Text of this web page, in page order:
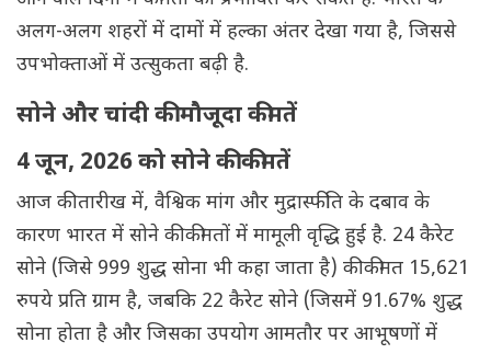
अलग-अलग शहरों में दामों में हल्का अंतर देखा गया है, जिससे
उपभोक्ताओं में उत्सुकता बढ़ी है.
सोने और चांदी की मौजूदा कीमतें
4 जून, 2026 को सोने की कीमतें
आज की तारीख में, वैश्विक मांग और मुद्रास्फीति के दबाव के
कारण भारत में सोने की कीमतों में मामूली वृद्धि हुई है. 24 कैरेट
सोने (जिसे 999 शुद्ध सोना भी कहा जाता है) की कीमत 15,621
रुपये प्रति ग्राम है, जबकि 22 कैरेट सोने (जिसमें 91.67% शुद्ध
सोना होता है और जिसका उपयोग आमतौर पर आभूषणों में